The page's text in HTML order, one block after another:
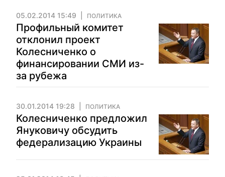
05.02.2014 15:49 ПОЛИТИКА
Профильный комитет
отклонил проект
Колесниченко о
финансировании СМИ из-
за рубежа
30.01.2014 19:28 ПОЛИТИКА
Колесниченко предложил
Януковичу обсудить
федерализацию Украины